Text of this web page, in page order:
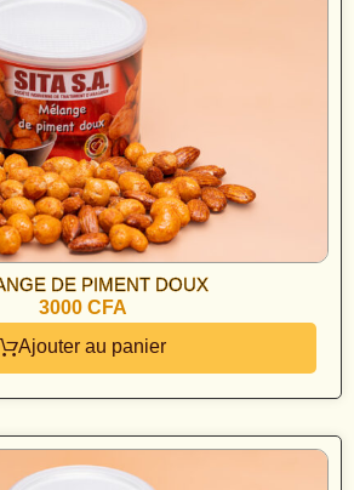
DE PIMENT DOUX
3000 CFA
Ajouter au panier